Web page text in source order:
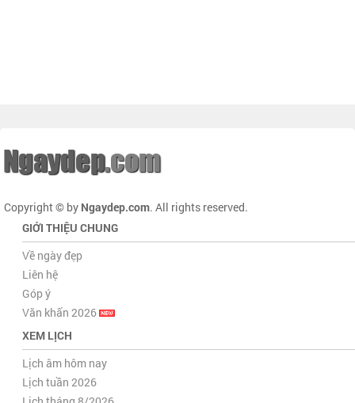
Copyright © by Ngaydep.com. All rights reserved.
GIỚI THIỆU CHUNG
Về ngày đẹp
Liên hệ
Góp ý
Văn khấn 2026
XEM LỊCH
Lịch âm hôm nay
Lịch tuần 2026